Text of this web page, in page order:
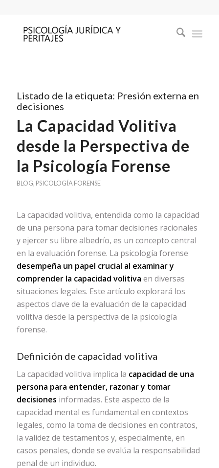
Listado de la etiqueta: Presión externa en
decisiones
La Capacidad Volitiva
desde la Perspectiva de
la Psicología Forense
BLOG, PSICOLOGÍA FORENSE
La capacidad volitiva, entendida como la capacidad
de una persona para tomar decisiones racionales
y ejercer su libre albedrío, es un concepto central
en la evaluación forense. La psicología forense
desempeña un papel crucial al examinar y
comprender la capacidad volitiva en diversas
situaciones legales. Este artículo explorará los
aspectos clave de la evaluación de la capacidad
volitiva desde la perspectiva de la psicología
forense.
Definición de capacidad volitiva
La capacidad volitiva implica la capacidad de una
persona para entender, razonar y tomar
decisiones informadas. Este aspecto de la
capacidad mental es fundamental en contextos
legales, como la toma de decisiones en contratos,
la validez de testamentos y, especialmente, en
casos penales, donde se evalúa la responsabilidad
penal de un individuo.